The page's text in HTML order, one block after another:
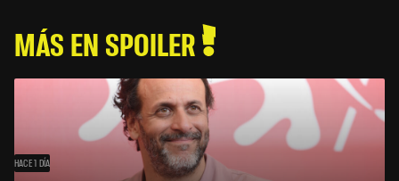
MÁS EN SPOILER
HACE 1 DÍA